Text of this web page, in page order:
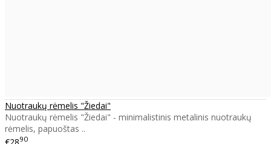
Nuotraukų rėmelis "Žiedai"
Nuotraukų rėmelis "Žiedai" - minimalistinis metalinis nuotraukų
rėmelis, papuoštas ..
90